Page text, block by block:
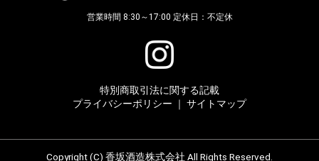
営業時間 8:30～17:00 定休日：不定休
特別商取引法に関する記載
プライバシーポリシー ｜ サイトマップ
Copyright (C) 香坂酒造株式会社 All Rights Reserved.